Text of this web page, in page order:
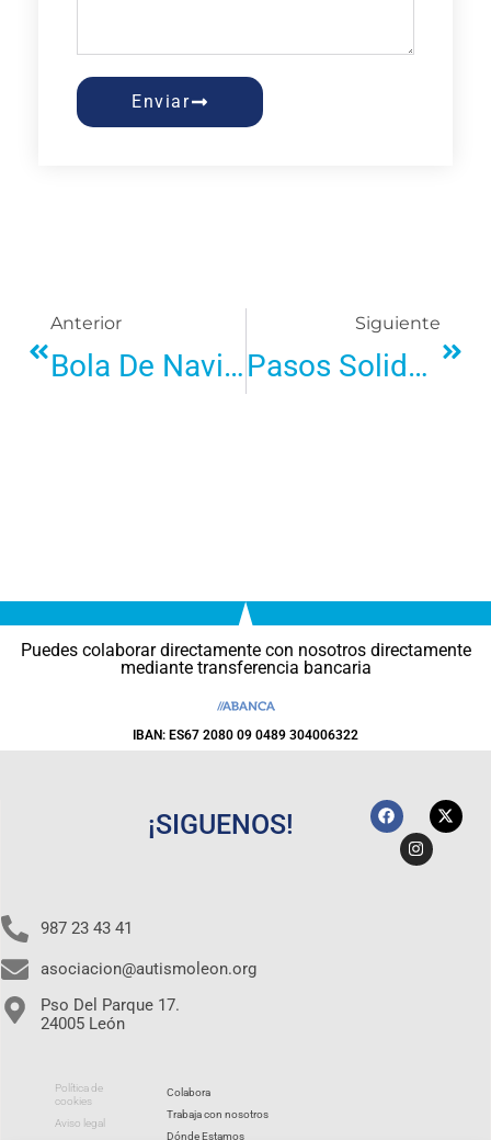
Enviar
Anterior
Bola De Navidad Exclusiva Y Edición Limitada
Siguiente
Pasos Solidarios En La XII Edición De Los 10 Km De La Virgen
Puedes colaborar directamente con nosotros directamente
mediante transferencia bancaria
IBAN: ES67 2080 09 0489 304006322
¡SIGUENOS!
987 23 43 41
asociacion@autismoleon.org
Pso Del Parque 17.
24005 León
Política de
cookies
Aviso legal
Colabora
Trabaja con nosotros
Dónde Estamos